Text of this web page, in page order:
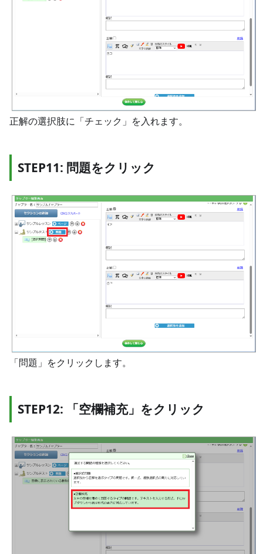
正解の選択肢に「チェック」を入れます。
STEP11: 問題をクリック
「問題」をクリックします。
STEP12: 「空欄補充」をクリック